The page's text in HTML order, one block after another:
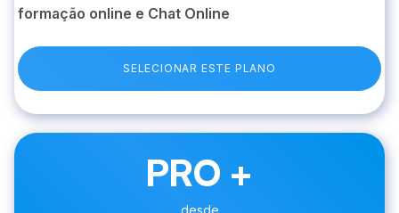
formação online e Chat Online
SELECIONAR ESTE PLANO
PRO +
desde